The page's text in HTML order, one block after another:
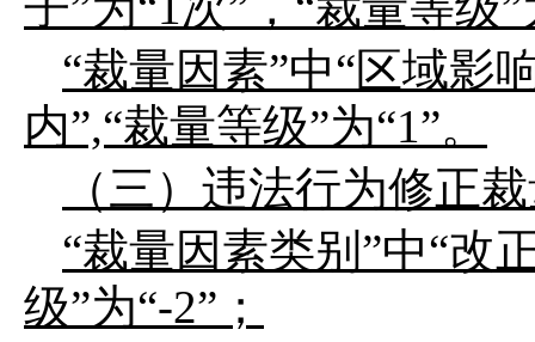
“裁量因素”中“区域影
内”,“裁量等级”为“1”。
（三）违法行为修正
“裁量因素类别 ”中“改
级”为“-2” ；